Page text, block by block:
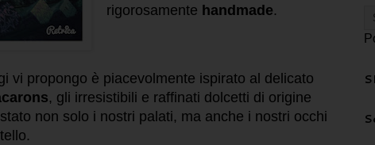
rigorosamente handmade.
vi propongo è piacevolmente ispirato al delicato
, gli irresistibili e raffinati dolcetti di origine
non solo i nostri palati, ma anche i nostri occhi